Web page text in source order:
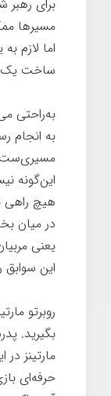
برای
مسیرها
اما لازم
ساخت یک
به‌راحتی
به انجام
مسیری‌ست
این‌گونه
هیچ راهی
در میان
یعنی
این سوابق
روبرتو
بگیرید.
مارتینز
حرفه‌ای